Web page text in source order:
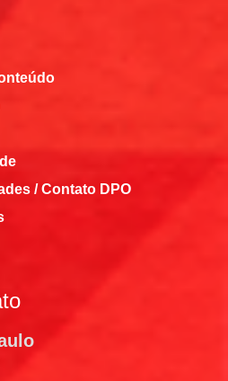
/ Contato DPO